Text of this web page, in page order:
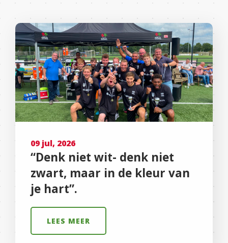
09 jul, 2026
“Denk niet wit- denk niet
zwart, maar in de kleur van
je hart”.
LEES MEER